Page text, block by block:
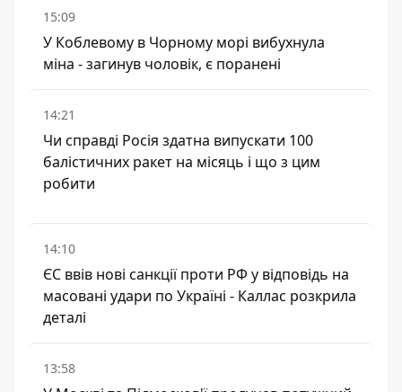
15:09
У Коблевому в Чорному морі вибухнула
міна - загинув чоловік, є поранені
14:21
Чи справді Росія здатна випускати 100
балістичних ракет на місяць і що з цим
робити
14:10
ЄС ввів нові санкції проти РФ у відповідь на
масовані удари по Україні - Каллас розкрила
деталі
13:58